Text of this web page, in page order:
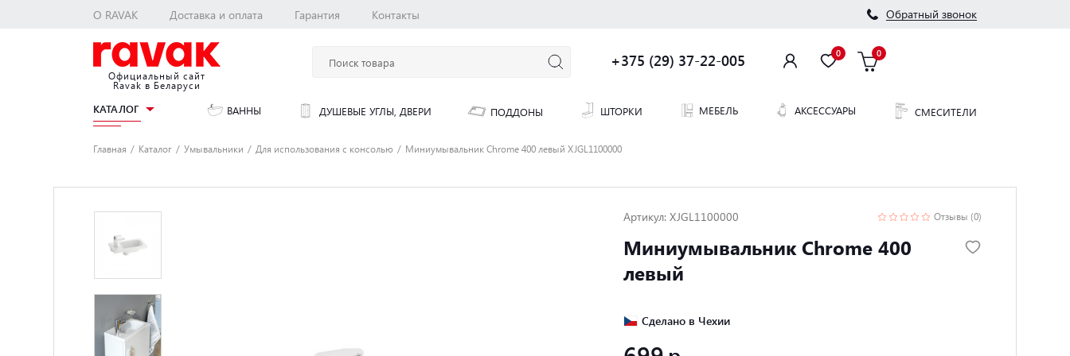
О RAVAK Доставка и оплата Гарантия Контакты Обратный звонок
Официальный сайт
Ravak в Беларуси
+375 (29) 37-22-005 0 0
КАТАЛОГ ВАННЫ ДУШЕВЫЕ УГЛЫ, ДВЕРИ ПОДДОНЫ ШТОРКИ МЕБЕЛЬ АКСЕССУАРЫ СМЕСИТЕЛИ
Главная Каталог Умывальники Для использования с консолью Миниумывальник Chrome 400 левый XJGL1100000
Артикул: XJGL1100000 Отзывы (0)
Миниумывальник Chrome 400
левый
Сделано в Чехии